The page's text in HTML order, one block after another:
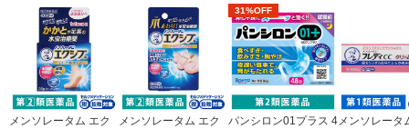
メンソレータム エク
メンソレータム エク
31%OFF
パンシロン01プラス 4メンソレータ